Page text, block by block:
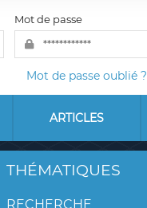
Mot de passe
Mot de passe oublié ?
ARTICLES
THÉMATIQUES